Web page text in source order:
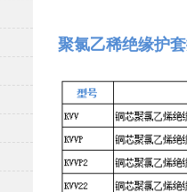
聚氯乙稀绝缘护